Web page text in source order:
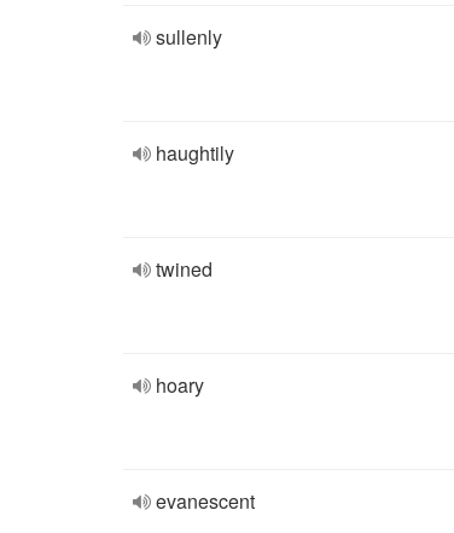
sullenly
haughtily
twined
hoary
evanescent